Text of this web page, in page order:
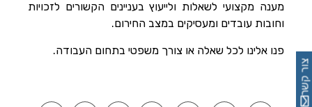
מענה מקצועי לשאלות ולייעוץ בעניינים הקשורים לזכויות
וחובות עובדים ומעסיקים במצב החירום.
פנו אלינו לכל שאלה או צורך משפטי בתחום העבודה.
צור קשר